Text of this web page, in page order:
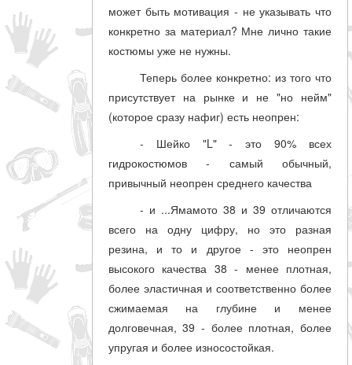
может быть мотивация - не указывать что
конкретно за материал? Мне лично такие
костюмы уже не нужны.
Теперь более конкретно: из того что
присутствует на рынке и не "но нейм"
(которое сразу нафиг) есть неопрен:
- Шейко "L" - это 90% всех
гидрокостюмов - самый обычный,
привычный неопрен среднего качества
- и ...Ямамото 38 и 39 отличаются
всего на одну цифру, но это разная
резина, и то и другое - это неопрен
высокого качества 38 - менее плотная,
более эластичная и соответственно более
сжимаемая на глубине и менее
долговечная, 39 - более плотная, более
упругая и более износостойкая.